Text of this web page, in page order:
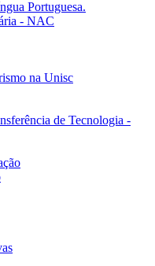
Portuguesa.
- NAC
na Unisc
de Tecnologia -